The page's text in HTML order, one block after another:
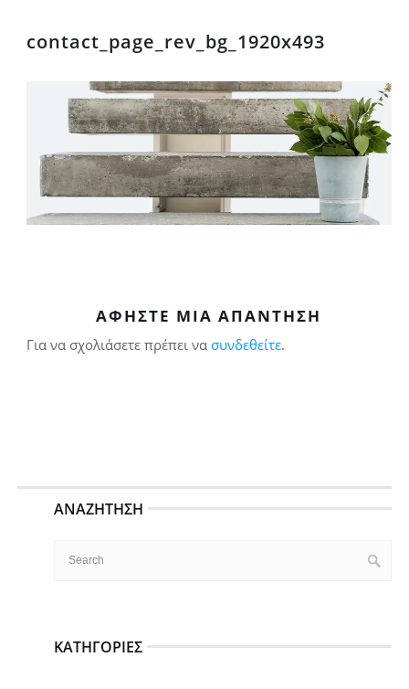
contact_page_rev_bg_1920x493
ΑΦΉΣΤΕ ΜΙΑ ΑΠΆΝΤΗΣΗ
Για να σχολιάσετε πρέπει να συνδεθείτε.
ΑΝΑΖΉΤΗΣΗ
ΚΑΤΗΓΟΡΊΕΣ